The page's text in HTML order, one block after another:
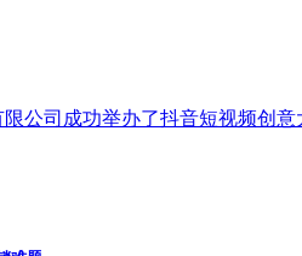
公司成功举办了抖音短视频创